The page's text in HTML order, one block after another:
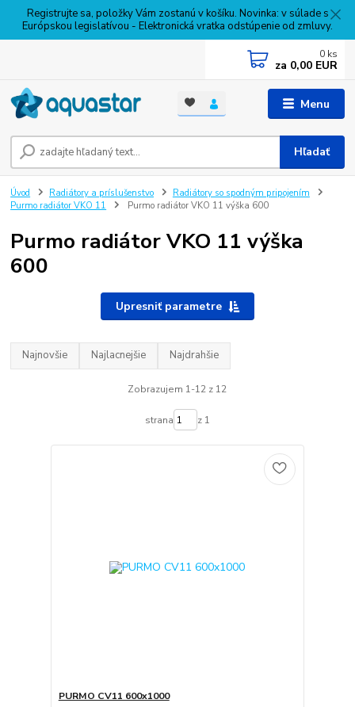
Registrujte sa, položky Vám zostanú v košíku. Novinka: v súlade s
Európskou legislatívou - Elektronická vratka odstúpenie od zmluvy.
Menu
Hľadať
0 ks
za 0,00 EUR
Úvod Radiátory a príslušenstvo
Radiátory so spodným pripojením
Purmo radiátor VKO 11
Purmo radiátor VKO 11 výška 600
Purmo radiátor VKO 11 výška
600
Upresniť parametre
Najnovšie Najlacnejšie Najdrahšie
Zobrazujem 1-12 z 12
strana z 1
PURMO CV11 600x1000